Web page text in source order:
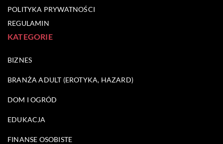
POLITYKA PRYWATNOŚCI
REGULAMIN
KATEGORIE
BIZNES
BRANŻA ADULT (EROTYKA, HAZARD)
DOM I OGRÓD
EDUKACJA
FINANSE OSOBISTE